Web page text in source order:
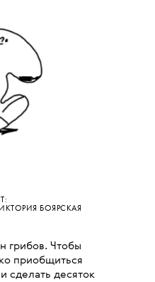
БОЯРСКАЯ
грибов. Чтобы
приобщиться
сделать десяток